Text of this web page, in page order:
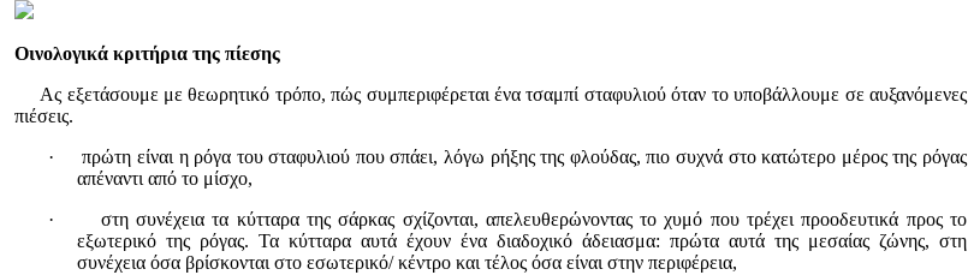
Οινολογικά κριτήρια της πίεσης
Ας εξετάσουμε με θεωρητικό τρόπο, πώς συμπεριφέρεται ένα τσαμπί σταφυλιού όταν το υποβάλλουμε σε αυξανόμενες
πιέσεις.
·
πρώτη είναι η ρόγα του σταφυλιού που σπάει, λόγω ρήξης της φλούδας, πιο συχνά στο κατώτερο μέρος της ρόγας
απέναντι από το μίσχο,
·
στη συνέχεια τα κύτταρα της σάρκας σχίζονται, απελευθερώνοντας το χυμό που τρέχει προοδευτικά προς το
εξωτερικό της ρόγας. Τα κύτταρα αυτά έχουν ένα διαδοχικό άδειασμα: πρώτα αυτά της μεσαίας ζώνης, στη
συνέχεια όσα βρίσκονται στο εσωτερικό/ κέντρο και τέλος όσα είναι στην περιφέρεια,